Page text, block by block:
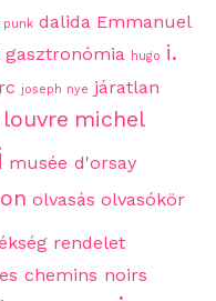
punk dalida Emmanuel
gasztronómia hugo i.
joseph nye járatlan
louvre michel
musée d'orsay
olvasás olvasókör
rendelet
chemins noirs